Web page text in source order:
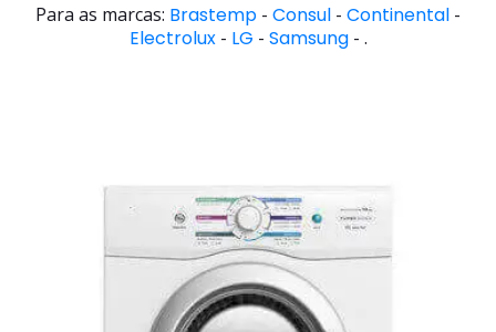
Para as marcas: Brastemp - Consul - Continental -
Electrolux- LG - Samsung- .